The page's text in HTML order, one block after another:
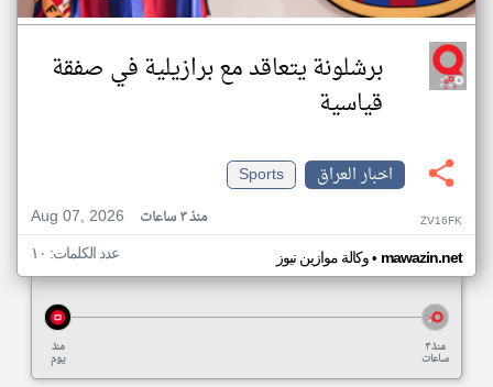
برشلونة يتعاقد مع برازيلية في صفقة
قياسية
اخبار العراق
Sports
Aug 07, 2026
منذ ٣ ساعات ZV16FK
وكالة موازين نيوز• mawazin.net عدد الكلمات: ١٠
منذ
يوم
منذ ٣
ساعات